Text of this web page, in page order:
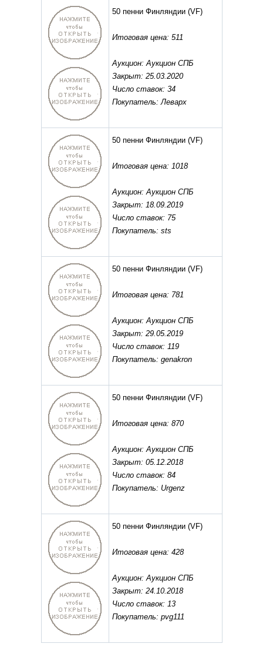
50 пенни Финляндии(VF)
Итоговая цена: 511
Аукцион: Аукцион СПБ
Закрыт: 25.03.2020
Число ставок: 34
Покупатель: Леварх
50 пенни Финляндии(VF)
Итоговая цена: 1018
Аукцион: Аукцион СПБ
Закрыт: 18.09.2019
Число ставок: 75
Покупатель: sts
50 пенни Финляндии(VF)
Итоговая цена: 781
Аукцион: Аукцион СПБ
Закрыт: 29.05.2019
Число ставок: 119
Покупатель: genakron
50 пенни Финляндии(VF)
Итоговая цена: 870
Аукцион: Аукцион СПБ
Закрыт: 05.12.2018
Число ставок: 84
Покупатель: Urgenz
50 пенни Финляндии(VF)
Итоговая цена: 428
Аукцион: Аукцион СПБ
Закрыт: 24.10.2018
Число ставок: 13
Покупатель: pvg111